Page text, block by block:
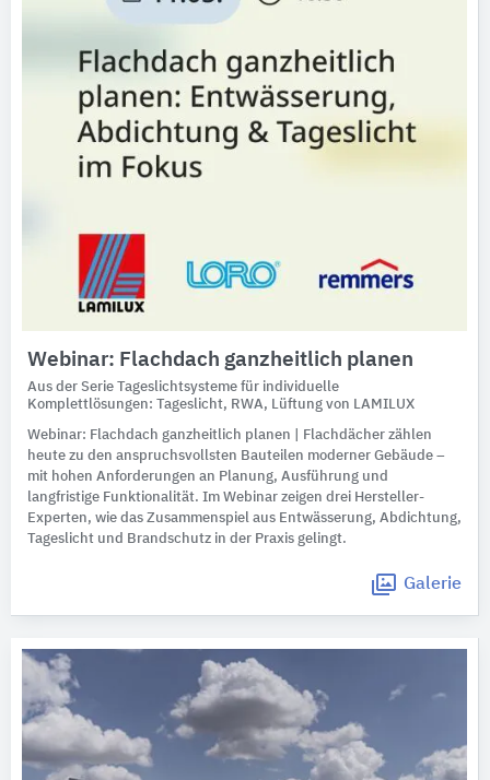
Webinar: Flachdach ganzheitlich planen
Aus der Serie Tageslichtsysteme für individuelle
Komplettlösungen: Tageslicht, RWA, Lüftung von LAMILUX
Webinar: Flachdach ganzheitlich planen | Flachdächer zählen
heute zu den anspruchsvollsten Bauteilen moderner Gebäude –
mit hohen Anforderungen an Planung, Ausführung und
langfristige Funktionalität. Im Webinar zeigen drei Hersteller-
Experten, wie das Zusammenspiel aus Entwässerung, Abdichtung,
Tageslicht und Brandschutz in der Praxis gelingt.
Galerie